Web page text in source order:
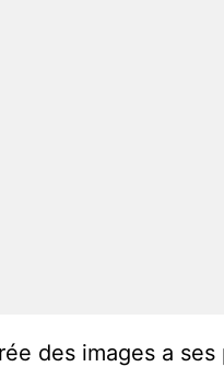
des images a